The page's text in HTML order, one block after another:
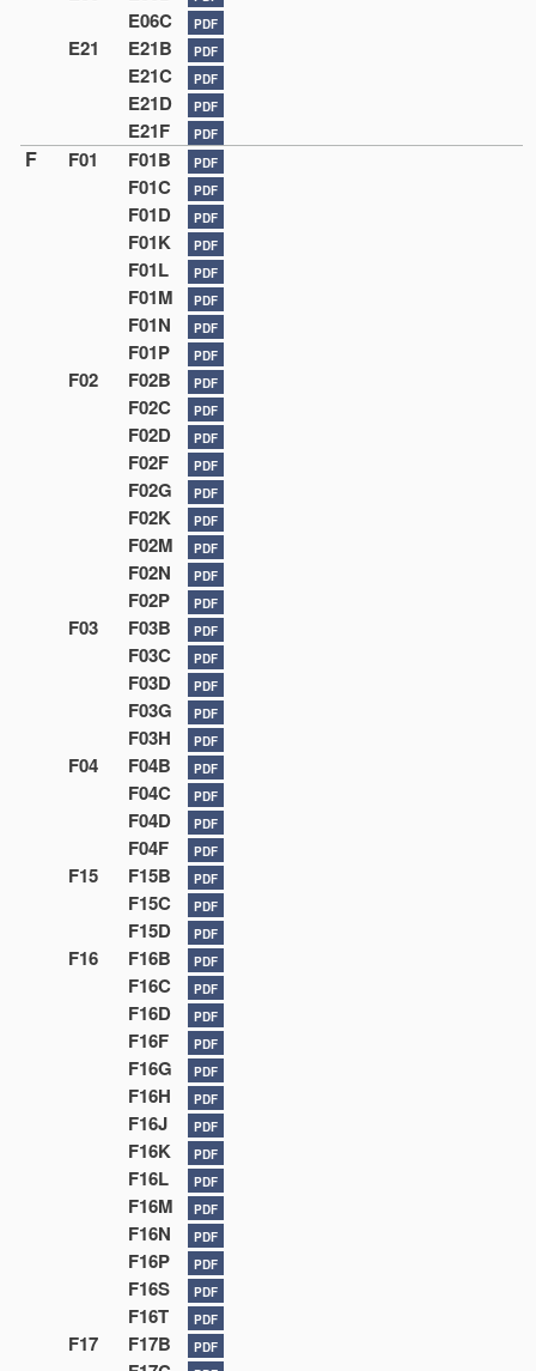
E06C PDF
E21 E21B PDF
E21C PDF
E21D PDF
E21F PDF
F F01 F01B PDF
F01C PDF
F01D PDF
F01K PDF
F01L PDF
F01M PDF
F01N PDF
F01P PDF
F02 F02B PDF
F02C PDF
F02D PDF
F02F PDF
F02G PDF
F02K PDF
F02M PDF
F02N PDF
F02P PDF
F03 F03B PDF
F03C PDF
F03D PDF
F03G PDF
F03H PDF
F04 F04B PDF
F04C PDF
F04D PDF
F04F PDF
F15 F15B PDF
F15C PDF
F15D PDF
F16 F16B PDF
F16C PDF
F16D PDF
F16F PDF
F16G PDF
F16H PDF
F16J PDF
F16K PDF
F16L PDF
F16M PDF
F16N PDF
F16P PDF
F16S PDF
F16T PDF
F17 F17B PDF